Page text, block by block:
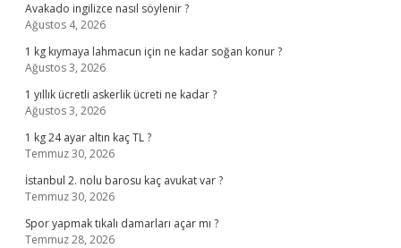
Avakado ingilizce nasıl söylenir ?
Ağustos 4, 2026
1 kg kıymaya lahmacun için ne kadar soğan konur ?
Ağustos 3, 2026
1 yıllık ücretli askerlik ücreti ne kadar ?
Ağustos 3, 2026
1 kg 24 ayar altın kaç TL ?
Temmuz 30, 2026
İstanbul 2. nolu barosu kaç avukat var ?
Temmuz 30, 2026
Spor yapmak tıkalı damarları açar mı ?
Temmuz 28, 2026